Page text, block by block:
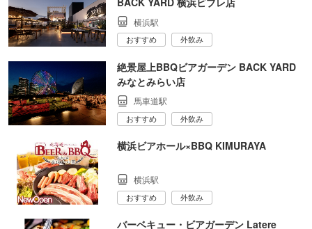
横浜駅
おすすめ 外飲み
絶景屋上BBQビアガーデン BACK YARD
みなとみらい店
馬車道駅
おすすめ 外飲み
横浜ビアホール×BBQ KIMURAYA
横浜駅
おすすめ 外飲み
バーベキュー・ビアガーデン Latere